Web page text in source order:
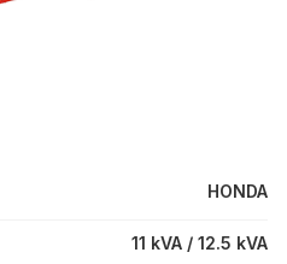
11 kVA / 12.5 kVA
HONDA